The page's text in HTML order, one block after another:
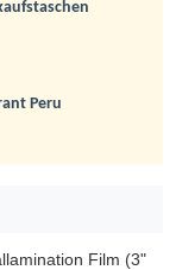
Peru
Film (3"